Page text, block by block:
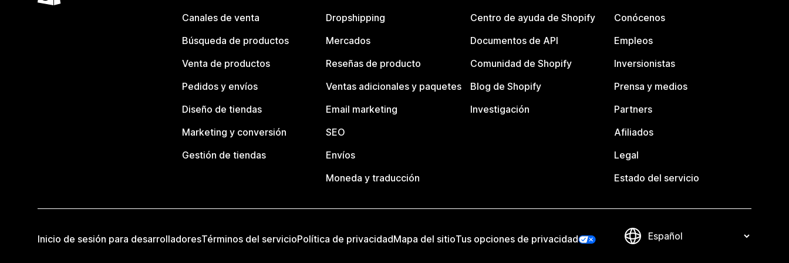
Canales de venta
Búsqueda de productos
Venta de productos
Pedidos y envíos
Diseño de tiendas
Marketing y conversión
Gestión de tiendas
Dropshipping
Mercados
Reseñas de producto
Ventas adicionales y paquetes
Email marketing
SEO
Envíos
Moneda y traducción
Centro de ayuda de Shopify
Documentos de API
Comunidad de Shopify
Blog de Shopify
Investigación
Conócenos
Empleos
Inversionistas
Prensa y medios
Partners
Afiliados
Legal
Estado del servicio
Inicio de sesión para desarrolladoresTérminos del servicioPolítica de privacidadMapa del sitioTus opciones de privacidad